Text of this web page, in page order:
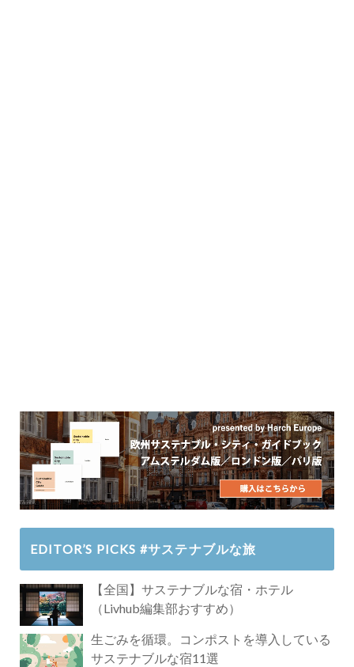
EDITOR’S PICKS #サステナブルな旅
【全国】サステナブルな宿・ホテル
（Livhub編集部おすすめ）
生ごみを循環。コンポストを導入している
サステナブルな宿11選